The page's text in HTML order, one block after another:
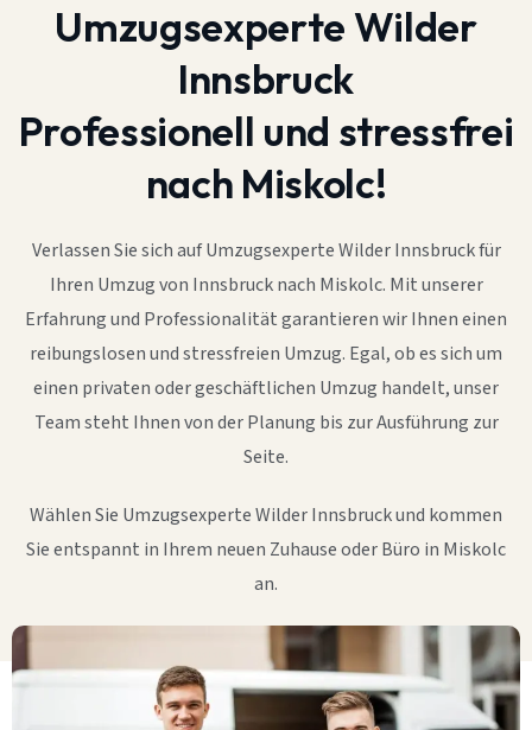
Umzugsexperte Wilder
Innsbruck
Professionell und stressfrei
nach Miskolc!
Verlassen Sie sich auf Umzugsexperte Wilder Innsbruck für
Ihren Umzug von Innsbruck nach Miskolc. Mit unserer
Erfahrung und Professionalität garantieren wir Ihnen einen
reibungslosen und stressfreien Umzug. Egal, ob es sich um
einen privaten oder geschäftlichen Umzug handelt, unser
Team steht Ihnen von der Planung bis zur Ausführung zur
Seite.
Wählen Sie Umzugsexperte Wilder Innsbruck und kommen
Sie entspannt in Ihrem neuen Zuhause oder Büro in Miskolc
an.